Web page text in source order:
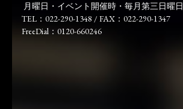
月曜日・イベント開催時・毎月第三日曜日
TEL：022-290-1348 / FAX：022-290-1347
FreeDial：0120-660246